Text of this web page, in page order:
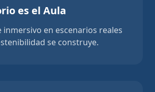
es el Aula
inmersivo en escenarios reales
se construye.